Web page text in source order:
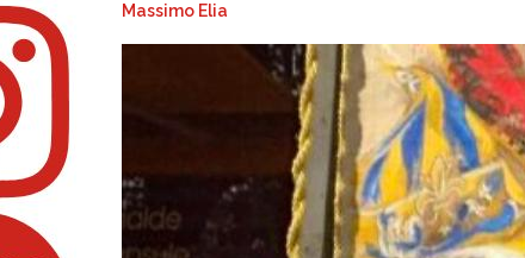
Massimo Elia